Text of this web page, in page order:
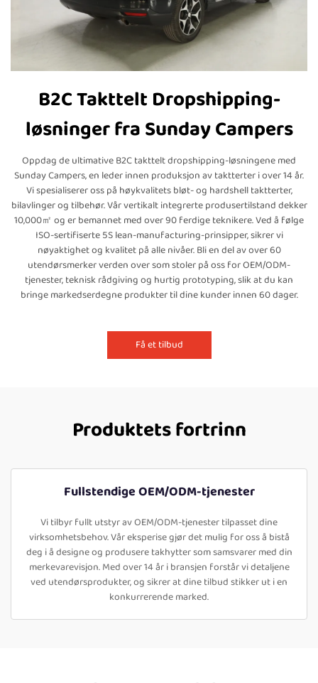
B2C Takttelt Dropshipping-
løsninger fra Sunday Campers
Oppdag de ultimative B2C takttelt dropshipping-løsningene med
Sunday Campers, en leder innen produksjon av taktterter i over 14 år.
Vi spesialiserer oss på høykvalitets bløt- og hardshell taktterter,
bilavlinger og tilbehør. Vår vertikalt integrerte produsertilstand dekker
10,000㎡ og er bemannet med over 90 ferdige teknikere. Ved å følge
ISO-sertifiserte 5S lean-manufacturing-prinsipper, sikrer vi
nøyaktighet og kvalitet på alle nivåer. Bli en del av over 60
utendørsmerker verden over som stoler på oss for OEM/ODM-
tjenester, teknisk rådgiving og hurtig prototyping, slik at du kan
bringe markedserdegne produkter til dine kunder innen 60 dager.
Få et tilbud
Produktets fortrinn
Fullstendige OEM/ODM-tjenester
Vi tilbyr fullt utstyr av OEM/ODM-tjenester tilpasset dine
virksomhetsbehov. Vår eksperise gjør det mulig for oss å bistå
deg i å designe og produsere takhytter som samsvarer med din
merkevarevisjon. Med over 14 år i bransjen forstår vi detaljene
ved utendørsprodukter, og sikrer at dine tilbud stikker ut i en
konkurrerende marked.